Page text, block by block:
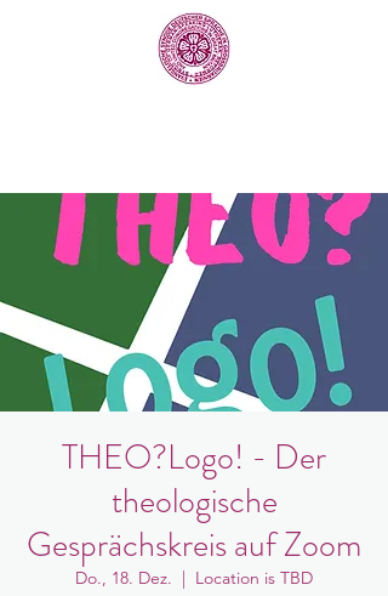
THEO?Logo! - Der
theologische
Gesprächskreis auf Zoom
Do., 18. Dez.
  |
Location is TBD